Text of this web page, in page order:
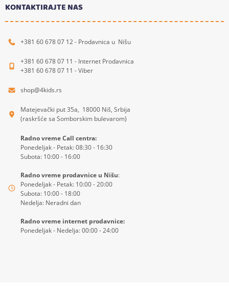
KONTAKTIRAJTE NAS
+381 60 678 07 12 - Prodavnica u Nišu
+381 60 678 07 11 - Internet Prodavnica
+381 60 678 07 11 - Viber
shop@4kids.rs
Matejevački put 35a, 18000 Niš, Srbija
(raskršće sa Somborskim bulevarom)
Radno vreme Call centra:
Ponedeljak - Petak: 08:30 - 16:30
Subota: 10:00 - 16:00
Radno vreme prodavnice u Nišu:
Ponedeljak - Petak: 10:00 - 20:00
Subota: 10:00 - 18:00
Nedelja: Neradni dan
Radno vreme internet prodavnice:
Ponedeljak - Nedelja: 00:00 - 24:00